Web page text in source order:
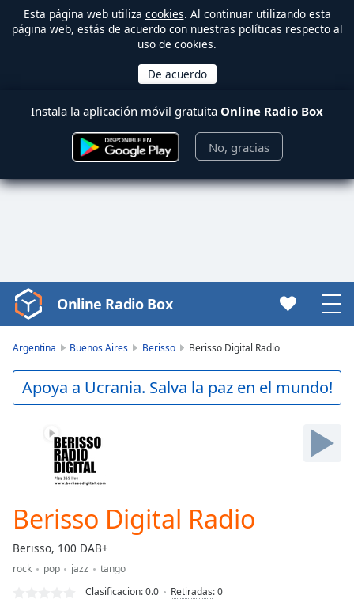
Esta página web utiliza cookies. Al continuar utilizando esta
página web, estás de acuerdo con nuestras políticas respecto al
uso de cookies.
Instala la aplicación móvil gratuita Online Radio Box
No, gracias
Video
Player
Play
Video
Current
Time0:00
Duration
Loaded :
Online Radio Box
Argentina Buenos Aires Berisso Berisso Digital Radio
Apoya a Ucrania. Salva la paz en el mundo!
Berisso Digital Radio
Berisso, 100 DAB+
rock pop jazz
tango
Clasificacion:0.0 Retiradas:0